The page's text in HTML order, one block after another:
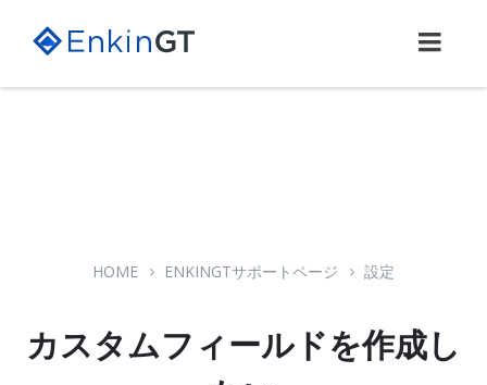
content
main
footer
HOME ENKINGTサポートページ 設定
カスタムフィールドを作成し